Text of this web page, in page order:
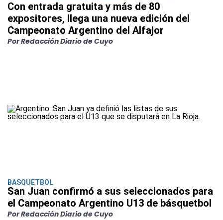
Con entrada gratuita y más de 80
expositores, llega una nueva edición del
Campeonato Argentino del Alfajor
Por Redacción Diario de Cuyo
BASQUETBOL
San Juan confirmó a sus seleccionados para
el Campeonato Argentino U13 de básquetbol
Por Redacción Diario de Cuyo